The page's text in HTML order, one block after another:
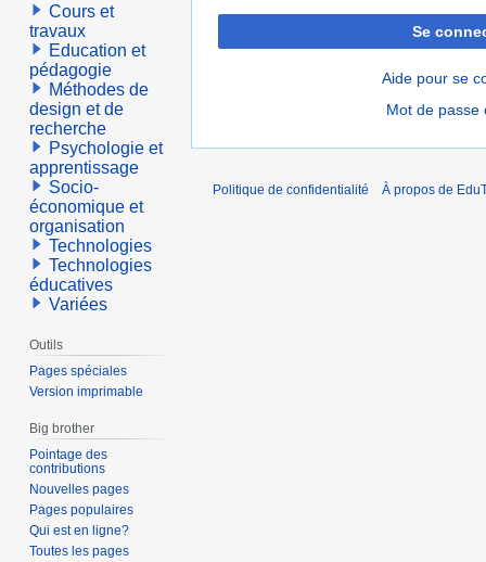
Se
Aide pour se
Mot de passe
Cours et
travaux
Education et
pédagogie
Méthodes de
design et de
recherche
Psychologie et
apprentissage
Socio-
économique et
organisation
Technologies
Technologies
éducatives
Variées
Outils
Pages spéciales
Version imprimable
Big brother
Pointage des
contributions
Nouvelles pages
Pages populaires
Qui est en ligne?
Toutes les pages
Politique de confidentialité À propos de